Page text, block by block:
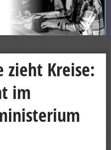
zieht Kreise:
im